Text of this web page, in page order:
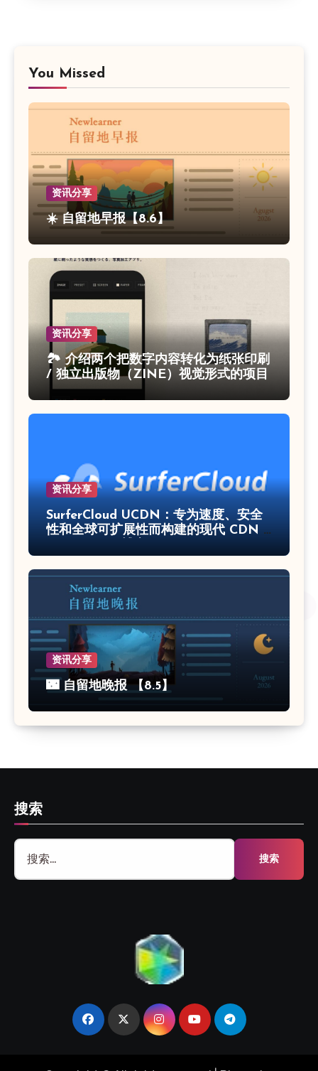
You Missed
资讯分享
☀️ 自留地早报【8.6】
资讯分享
🏞 介绍两个把数字内容转化为纸张印刷
/ 独立出版物（ZINE）视觉形式的项目
资讯分享
SurferCloud UCDN：专为速度、安全
性和全球可扩展性而构建的现代 CDN –
资讯分享
🌃 自留地晚报 【8.5】
搜索
搜
索：